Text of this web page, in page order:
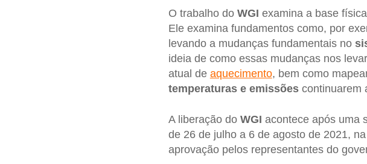
O trabalho do WGI examina a base
Ele examina fundamentos como, por
levando a mudanças fundamentais no
ideia de como essas mudanças nos
atual de aquecimento, bem como
temperaturas e emissõescontinuarem
A liberação do WGI acontece após uma
de 26 de julho a 6 de agosto de 2021,
aprovação pelos representantes do